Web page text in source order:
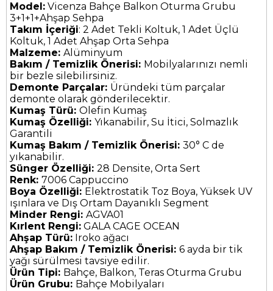
Model: Vicenza Bahçe Balkon Oturma Grubu
3+1+1+Ahşap Sehpa
Takım İçeriği: 2 Adet Tekli Koltuk, 1 Adet Üçlü
Koltuk, 1 Adet Ahşap Orta Sehpa
Malzeme: Alüminyum
Bakım / Temizlik Önerisi: Mobilyalarınızı nemli
bir bezle silebilirsiniz.
Demonte Parçalar: Üründeki tüm parçalar
demonte olarak gönderilecektir.
Kumaş Türü: Olefin Kumaş
Kumaş Özelliği: Yıkanabilir, Su İtici, Solmazlık
Garantili
Kumaş Bakım / Temizlik Önerisi: 30° C de
yıkanabilir.
Sünger Özelliği: 28 Densite, Orta Sert
Renk: 7006 Cappuccino
Boya Özelliği: Elektrostatik Toz Boya, Yüksek UV
ışınlara ve Dış Ortam Dayanıklı Segment
Minder Rengi: AGVA01
Kırlent Rengi: GALA CAGE OCEAN
Ahşap Türü: Iroko ağacı
Ahşap Bakım / Temizlik Önerisi: 6 ayda bir tik
yağı sürülmesi tavsiye edilir.
Ürün Tipi: Bahçe, Balkon, Teras Oturma Grubu
Ürün Grubu: Bahçe Mobilyaları